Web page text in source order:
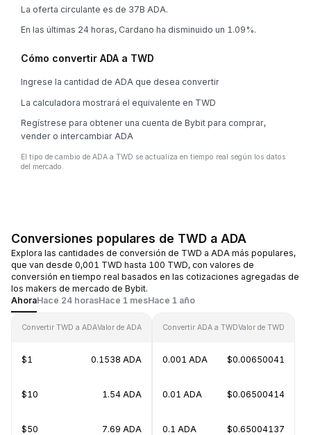
La oferta circulante es de 37B ADA.
En las últimas 24 horas, Cardano ha disminuido un 1.09%.
Cómo convertir ADA a TWD
Ingrese la cantidad de ADA que desea convertir
La calculadora mostrará el equivalente en TWD
Regístrese para obtener una cuenta de Bybit para comprar,
vender o intercambiar ADA
El tipo de cambio de ADA a TWD se actualiza en tiempo real según los datos
del mercado.
Conversiones populares de TWD a ADA
Explora las cantidades de conversión de TWD a ADA más populares,
que van desde 0,001 TWD hasta 100 TWD, con valores de
conversión en tiempo real basados en las cotizaciones agregadas de
los makers de mercado de Bybit.
AhoraHace 24 horasHace 1 mesHace 1 año
Convertir TWD a ADAValor de ADA
$1 0.1538 ADA
$10 1.54 ADA
$50 7.69 ADA
Convertir ADA a TWDValor de TWD
0.001 ADA $0.00650041
0.01 ADA $0.06500414
0.1 ADA $0.65004137